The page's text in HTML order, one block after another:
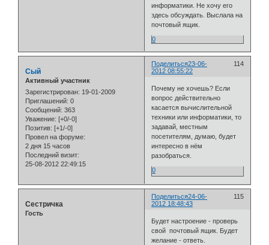
информатики. Не хочу его
здесь обсуждать. Выслала на
почтовый ящик.
0
Поделиться 114
23-06-
2012 08:55:22
Сый
Активный участник
Зарегистрирован: 19-01-2009
Приглашений: 0
Сообщений: 363
Уважение: [+0/-0]
Позитив: [+1/-0]
Провел на форуме:
2 дня 15 часов
Последний визит:
25-08-2012 22:49:15
Почему не хочешь? Если
вопрос действительно
касается вычислительной
техники или информатики, то
задавай, местным
посетителям, думаю, будет
интересно в нём
разобраться.
0
Поделиться 115
24-06-
2012 18:48:43
Сестричка
Гость
Будет настроение - проверь
свой почтовый ящик. Будет
желание - ответь.